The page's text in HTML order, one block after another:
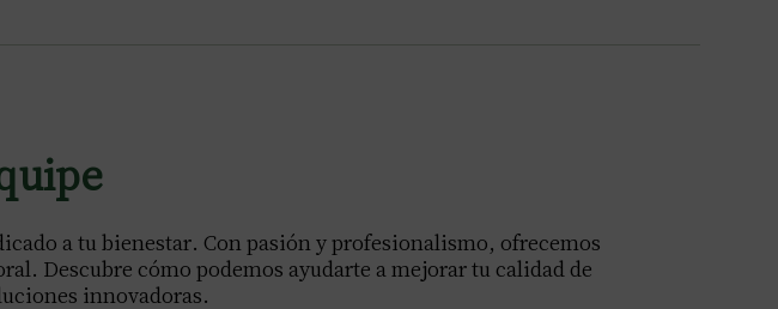
a tu bienestar. Con pasión y profesionalismo, ofrecemos
Descubre cómo podemos ayudarte a mejorar tu calidad de
innovadoras.